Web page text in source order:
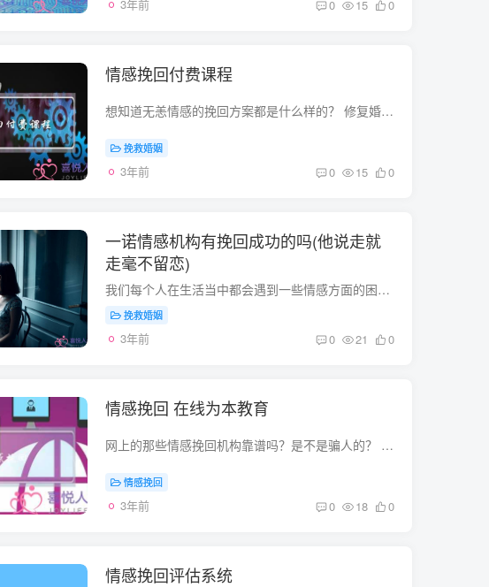
3年前 0 15 0
情感挽回付费课程
想知道无恙情感的挽回方案都是什么样的？ 修复婚姻裂痕是一件需要恒心与毅力的事情，一点点地重拾彼此失去的爱情，从而成功地挽回婚姻。一、接受犯错的人虽然不接受TA犯错的行为，但如果TA有认...
挽救婚姻
3年前 0 15 0
一诺情感机构有挽回成功的吗(他说走就
走毫不留恋)
我们每个人在生活当中都会遇到一些情感方面的困惑，比如恋爱问题，婚姻问题，婆媳关系等问题，有时候还会遇到男友说走就走，分手毫不留恋的情况。在我们遇到这方面问题的时候，很多人都会选择去...
挽救婚姻
3年前 0 21 0
情感挽回 在线为本教育
网上的那些情感挽回机构靠谱吗？是不是骗人的？ 是真的 情感出现问题是每个人都会遇到的事，尤其现在的复杂社会。遇见一些小问题，或者我们本身心理抗压能力较强的便能够轻松度过，但也会有自己...
情感挽回
3年前 0 18 0
情感挽回评估系统